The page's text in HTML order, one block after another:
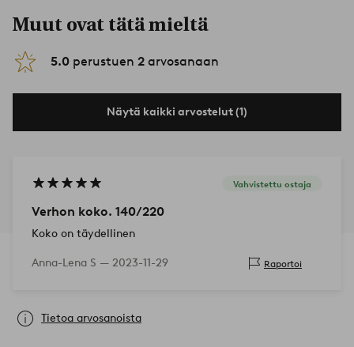
Muut ovat tätä mieltä
5.0 perustuen 2 arvosanaan
Näytä kaikki arvostelut (1)
Vahvistettu ostaja
Verhon koko. 140/220
Koko on täydellinen
Anna-Lena S — 2023-11-29 Raportoi
Tietoa arvosanoista